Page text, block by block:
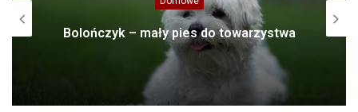
Rhamphosuchus jeden z największych
krokodyli